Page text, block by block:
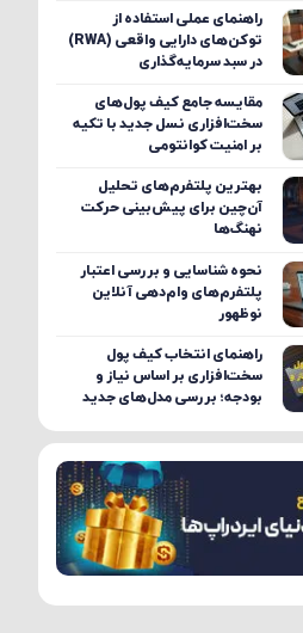
راهنمای عملی استفاده از
توکن‌های دارایی واقعی (RWA)
در سبد سرمایه‌گذاری
مقایسه جامع کیف پول‌های
سخت‌افزاری نسل جدید با تکیه
بر امنیت کوانتومی
بهترین پلتفرم‌های تحلیل
آن‌چین برای پیش‌بینی حرکت
نهنگ‌ها
نحوه شناسایی و بررسی اعتبار
پلتفرم‌های وام‌دهی آنلاین
نوظهور
راهنمای انتخاب کیف پول
سخت‌افزاری بر اساس نیاز و
بودجه؛ بررسی مدل‌های جدید